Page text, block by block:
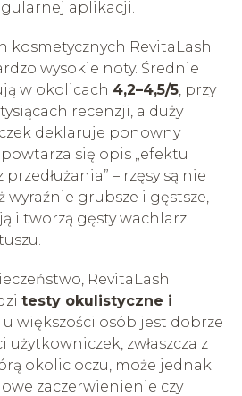
aplikacji.
kosmetycznych RevitaLash
wysokie noty. Średnie
w okolicach 4,2–4,5/5, przy
recenzji, a duży
deklaruje ponowny
się opis „efektu
– rzęsy są nie
wyraźnie grubsze i gęstsze,
i tworzą gęsty wachlarz
RevitaLash
testy okulistyczne i
u większości osób jest dobrze
użytkowniczek, zwłaszcza z
okolic oczu, może jednak
zaczerwienienie czy